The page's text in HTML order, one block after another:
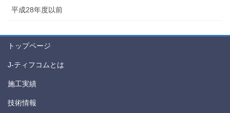
平成28年度以前
トップページ
J-ティフコムとは
施工実績
技術情報